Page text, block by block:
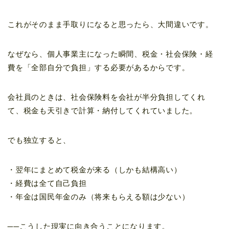
これがそのまま手取りになると思ったら、大間違いです。
なぜなら、個人事業主になった瞬間、税金・社会保険・経
費を「全部自分で負担」する必要があるからです。
会社員のときは、社会保険料を会社が半分負担してくれ
て、税金も天引きで計算・納付してくれていました。
でも独立すると、
・翌年にまとめて税金が来る（しかも結構高い）
・経費は全て自己負担
・年金は国民年金のみ（将来もらえる額は少ない）
──こうした現実に向き合うことになります。